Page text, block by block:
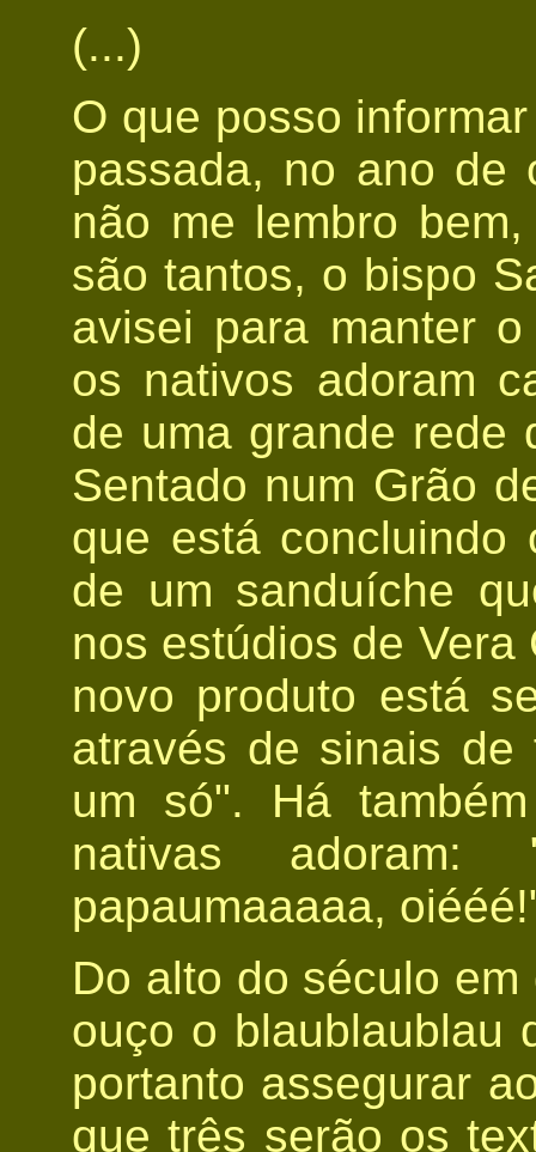
(...)
O que posso
passada, no ano de
não me lembro
são tantos, o bispo
avisei para manter
os nativos adoram
de uma grande rede
Sentado num Grão
que está concluindo
de um sanduíche
nos estúdios de
novo produto está
através de sinais de
um só". Há
nativas adoram:
papaumaaaaa,
Do alto do século
ouço o blaublaublau
portanto assegurar
que três serão os